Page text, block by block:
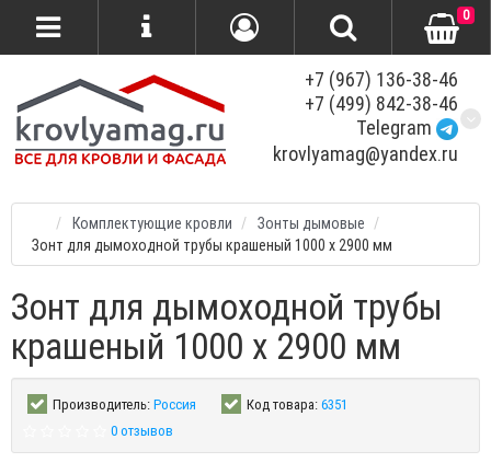
+7 (967) 136-38-46
+7 (499) 842-38-46
Telegram
krovlyamag@yandex.ru
0
Комплектующие кровли
Зонты дымовые
Зонт для дымоходной трубы крашеный 1000 x 2900 мм
Зонт для дымоходной трубы
крашеный 1000 x 2900 мм
Производитель:Россия Код товара:6351
0 отзывов